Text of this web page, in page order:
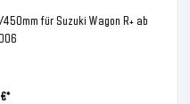
für Suzuki Wagon R+ ab